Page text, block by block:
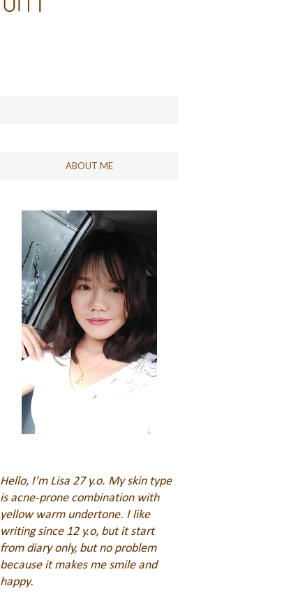
ABOUT ME
Hello, I'm Lisa 27 y.o. My skin type
is acne-prone combination with
yellow warm undertone. I like
writing since 12 y.o, but it start
from diary only, but no problem
because it makes me smile and
happy.